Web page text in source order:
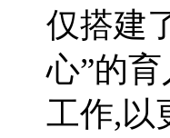
仅搭建
心”的
工作,以